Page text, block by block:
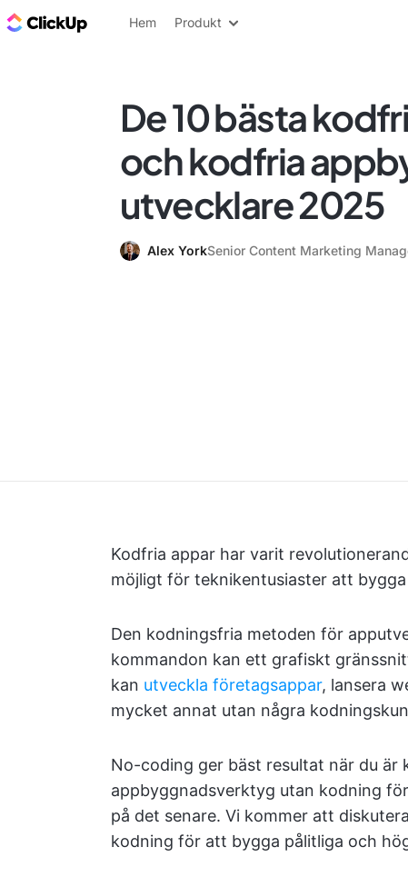
ClickUp-bloggen
Hem Produkt
De 10 bästa
och kodfria
utvecklare 2025
Alex YorkSenior Content Marketing
Kodfria appar har varit
möjligt för teknikentusiaster att
Den kodningsfria metoden för
kommandon kan ett grafiskt
kan utveckla företagsappar, lansera
mycket annat utan några
No-coding ger bäst resultat när du
appbyggnadsverktyg utan kodning
på det senare. Vi kommer att
kodning för att bygga pålitliga och